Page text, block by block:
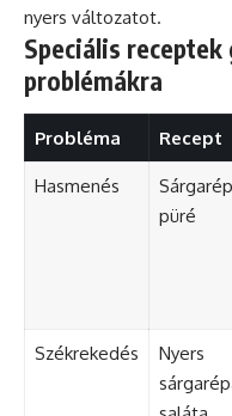
nyers változatot.
Speciális
problémákra
Probléma Recept
Hasmenés
püré
Székrekedés
Nyers